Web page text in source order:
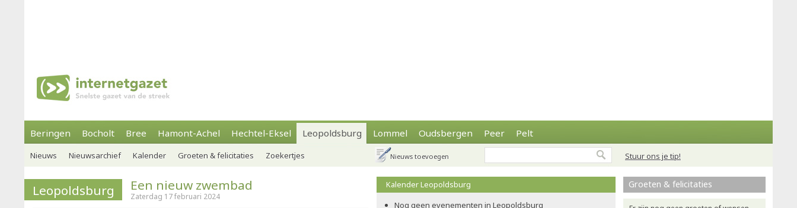
Beringen Bocholt Bree Hamont-Achel Hechtel-Eksel Leopoldsburg Lommel Oudsbergen Peer Pelt
Stuur ons je tip!
Nieuws Nieuwsarchief Kalender Groeten & felicitaties Zoekertjes Nieuws toevoegen
Leopoldsburg Een nieuw zwembad
Zaterdag 17 februari 2024
Kalender Leopoldsburg
Nog geen evenementen in Leopoldsburg
Groeten & felicitaties